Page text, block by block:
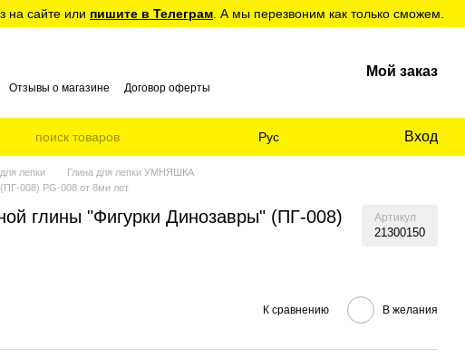
на сайте или пишите в Телеграм . А мы перезвоним как только сможем.
Отзывы о магазине
Договор оферты
Мой заказ
Рус Вход
лепки
Глина для лепки УМНЯШКА
008) PG-008 от 8ми лет
глины "Фигурки Динозавры" (ПГ-008)
Артикул
21300150
К сравнению В желания